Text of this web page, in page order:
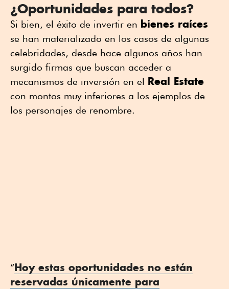
¿Oportunidades para todos?
Si bien, el éxito de invertir en bienes raíces
se han materializado en los casos de algunas
celebridades, desde hace algunos años han
surgido firmas que buscan acceder a
mecanismos de inversión en el Real Estate
con montos muy inferiores a los ejemplos de
los personajes de renombre.
“Hoy estas oportunidades no están
reservadas únicamente para